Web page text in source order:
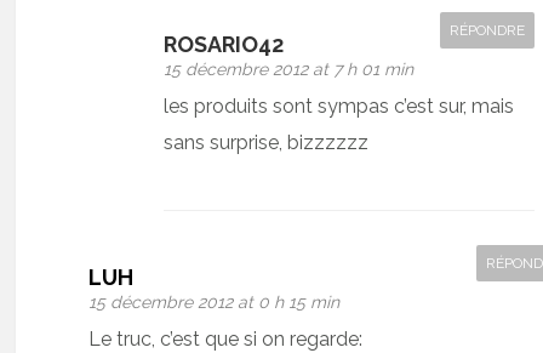
ROSARIO42
15 décembre 2012 at 7 h 01 min
RÉPONDRE
les produits sont sympas c’est sur, mais
sans surprise, bizzzzzz
LUH
15 décembre 2012 at 0 h 15 min
Le truc, c’est que si on regarde: